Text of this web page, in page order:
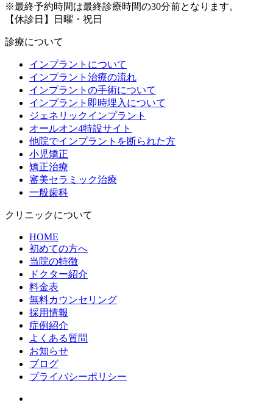
※最終予約時間は最終診療時間の30分前となります。
【休診日】日曜・祝日
診療について
インプラントについて
インプラント治療の流れ
インプラントの手術について
インプラント即時埋入について
ジェネリックインプラント
オールオン4特設サイト
他院でインプラントを断られた方
小児矯正
矯正治療
審美セラミック治療
一般歯科
クリニックについて
HOME
初めての方へ
当院の特徴
ドクター紹介
料金表
無料カウンセリング
採用情報
症例紹介
よくある質問
お知らせ
ブログ
プライバシーポリシー